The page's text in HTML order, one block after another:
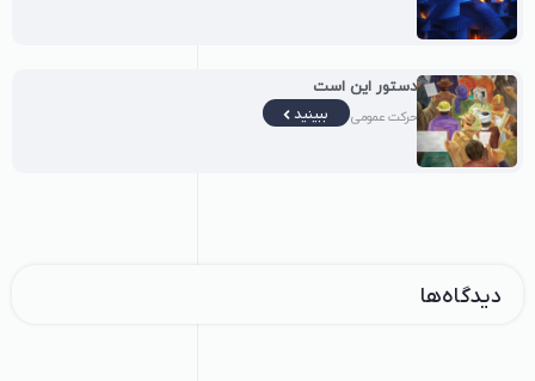
دستور این است
حرکت عمومی ببینید
دیدگاه‌ها